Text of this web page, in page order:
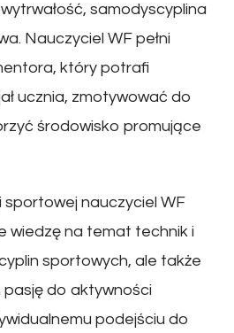
samodyscyplina
Nauczyciel WF pełni
który potrafi
ucznia, zmotywować do
środowisko promujące
sportowej nauczyciel WF
wiedzę na temat technik i
sportowych, ale także
pasję do aktywności
podejściu do